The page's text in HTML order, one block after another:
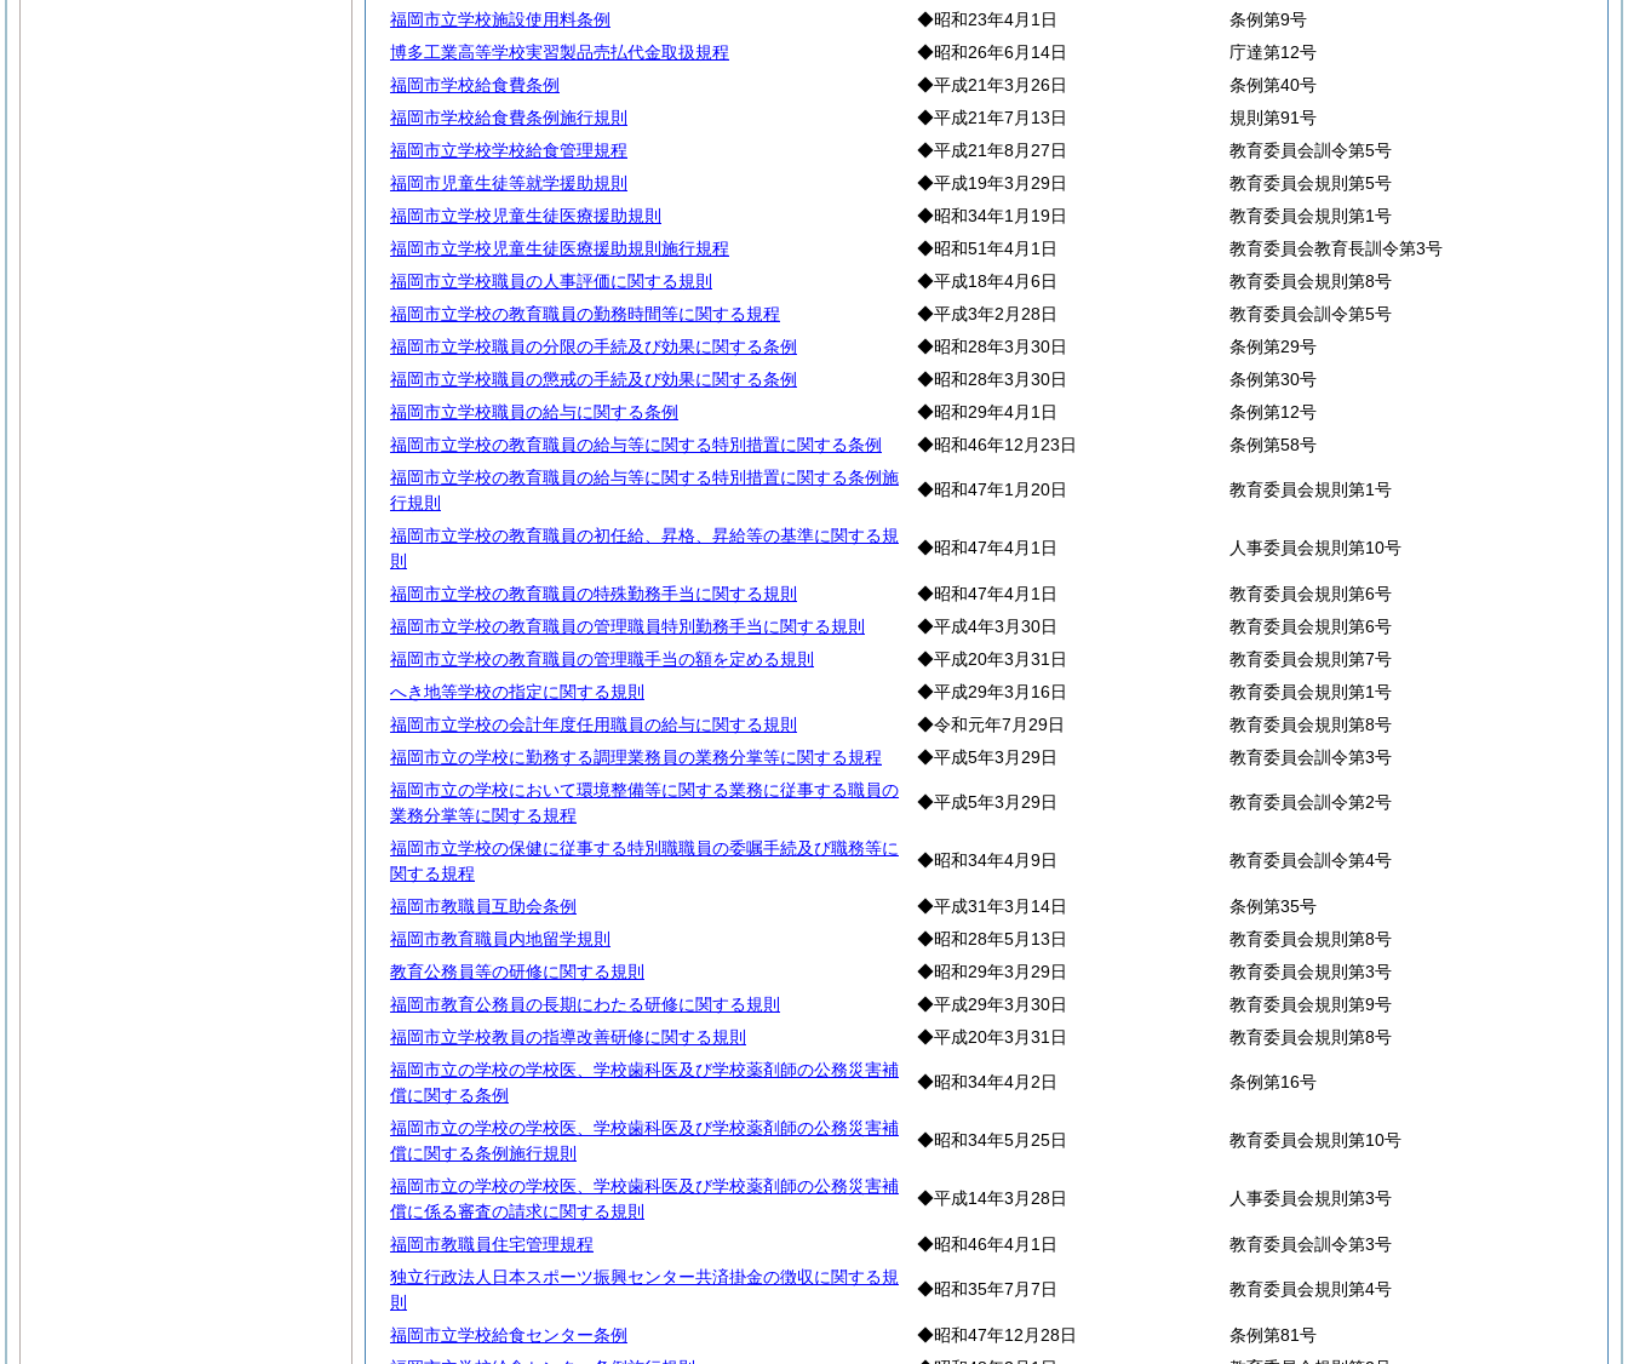
福岡市立学校施設使用料条例
◆昭和23年4月1日
条例第9号
博多工業高等学校実習製品売払代金取扱規程
◆昭和26年6月14日
庁達第12号
福岡市学校給食費条例
◆平成21年3月26日
条例第40号
福岡市学校給食費条例施行規則
◆平成21年7月13日
規則第91号
福岡市立学校学校給食管理規程
◆平成21年8月27日
教育委員会訓令第5号
福岡市児童生徒等就学援助規則
◆平成19年3月29日
教育委員会規則第5号
福岡市立学校児童生徒医療援助規則
◆昭和34年1月19日
教育委員会規則第1号
福岡市立学校児童生徒医療援助規則施行規程
◆昭和51年4月1日
教育委員会教育長訓令第3号
福岡市立学校職員の人事評価に関する規則
◆平成18年4月6日
教育委員会規則第8号
福岡市立学校の教育職員の勤務時間等に関する規程
◆平成3年2月28日
教育委員会訓令第5号
福岡市立学校職員の分限の手続及び効果に関する条例
◆昭和28年3月30日
条例第29号
福岡市立学校職員の懲戒の手続及び効果に関する条例
◆昭和28年3月30日
条例第30号
福岡市立学校職員の給与に関する条例
◆昭和29年4月1日
条例第12号
福岡市立学校の教育職員の給与等に関する特別措置に関する条例
◆昭和46年12月23日
条例第58号
福岡市立学校の教育職員の給与等に関する特別措置に関する条例施
行規則
◆昭和47年1月20日 教育委員会規則第1号
福岡市立学校の教育職員の初任給、昇格、昇給等の基準に関する規
則
◆昭和47年4月1日 人事委員会規則第10号
福岡市立学校の教育職員の特殊勤務手当に関する規則 ◆昭和47年4月1日
教育委員会規則第6号
福岡市立学校の教育職員の管理職員特別勤務手当に関する規則
◆平成4年3月30日
教育委員会規則第6号
福岡市立学校の教育職員の管理職手当の額を定める規則
◆平成20年3月31日
教育委員会規則第7号
へき地等学校の指定に関する規則
◆平成29年3月16日
教育委員会規則第1号
福岡市立学校の会計年度任用職員の給与に関する規則
◆令和元年7月29日
教育委員会規則第8号
福岡市立の学校に勤務する調理業務員の業務分掌等に関する規程
◆平成5年3月29日
教育委員会訓令第3号
福岡市立の学校において環境整備等に関する業務に従事する職員の
業務分掌等に関する規程
◆平成5年3月29日 教育委員会訓令第2号
福岡市立学校の保健に従事する特別職職員の委嘱手続及び職務等に
関する規程
◆昭和34年4月9日 教育委員会訓令第4号
福岡市教職員互助会条例 ◆平成31年3月14日
条例第35号
福岡市教育職員内地留学規則
◆昭和28年5月13日
教育委員会規則第8号
教育公務員等の研修に関する規則
◆昭和29年3月29日
教育委員会規則第3号
福岡市教育公務員の長期にわたる研修に関する規則
◆平成29年3月30日
教育委員会規則第9号
福岡市立学校教員の指導改善研修に関する規則
◆平成20年3月31日
教育委員会規則第8号
福岡市立の学校の学校医、学校歯科医及び学校薬剤師の公務災害補
償に関する条例
◆昭和34年4月2日 条例第16号
福岡市立の学校の学校医、学校歯科医及び学校薬剤師の公務災害補
償に関する条例施行規則
◆昭和34年5月25日 教育委員会規則第10号
福岡市立の学校の学校医、学校歯科医及び学校薬剤師の公務災害補
償に係る審査の請求に関する規則
◆平成14年3月28日 人事委員会規則第3号
福岡市教職員住宅管理規程 ◆昭和46年4月1日
教育委員会訓令第3号
独立行政法人日本スポーツ振興センター共済掛金の徴収に関する規
則
◆昭和35年7月7日 教育委員会規則第4号
福岡市立学校給食センター条例 ◆昭和47年12月28日
条例第81号